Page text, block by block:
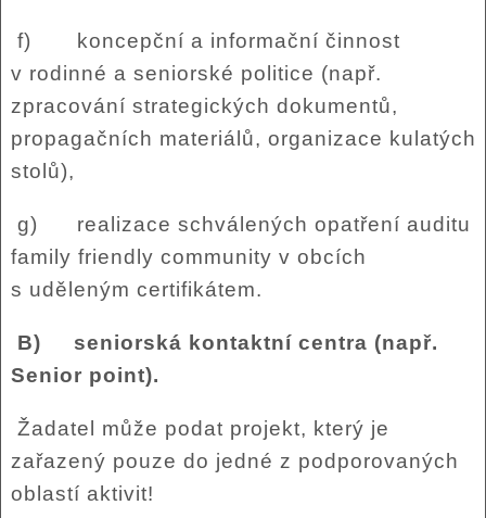
f) koncepční a informační činnost
v rodinné a seniorské politice (např.
zpracování strategických dokumentů,
propagačních materiálů, organizace kulatých
stolů),
g) realizace schválených opatření auditu
family friendly community v obcích
s uděleným certifikátem.
B) seniorská kontaktní centra (např.
Senior point).
Žadatel může podat projekt, který je
zařazený pouze do jedné z podporovaných
oblastí aktivit!